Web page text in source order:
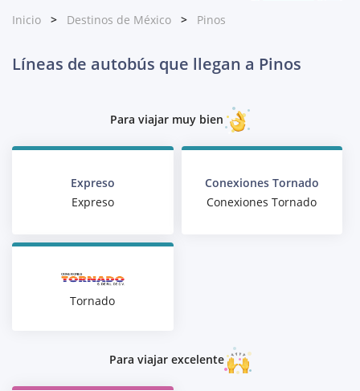
Inicio Destinos de México Pinos
Líneas de autobús que llegan a Pinos
Para viajar muy bien
Expreso
Expreso
Conexiones Tornado
Conexiones Tornado
Tornado
Para viajar excelente